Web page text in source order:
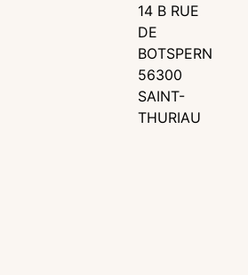
14 B RUE
DE
BOTSPERN
56300
SAINT-
THURIAU